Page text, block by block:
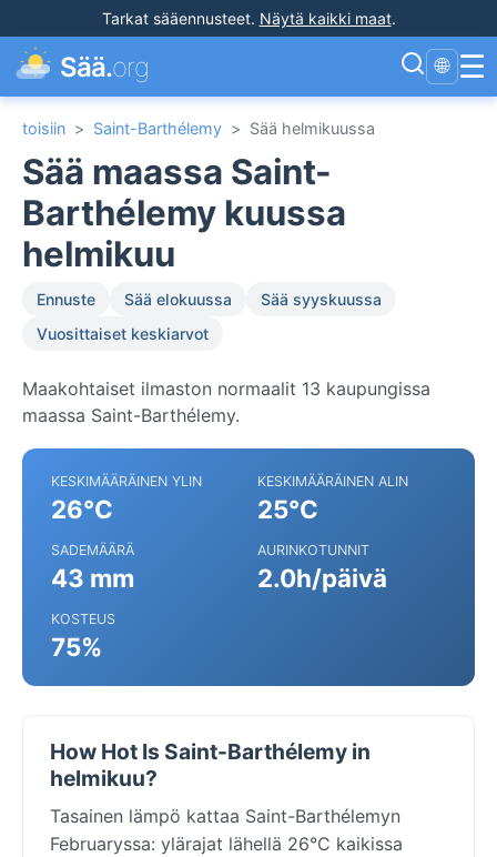
Tarkat sääennusteet. Näytä kaikki maat.
Sää.org 🌐 ☰
toisiin > Saint-Barthélemy > Sää helmikuussa
Sää maassa Saint-
Barthélemy kuussa
helmikuu
Ennuste Sää elokuussa
Sää syyskuussa
Vuosittaiset keskiarvot
Maakohtaiset ilmaston normaalit 13 kaupungissa
maassa Saint-Barthélemy.
KESKIMÄÄRÄINEN YLIN
26°C
KESKIMÄÄRÄINEN ALIN
25°C
SADEMÄÄRÄ
43 mm
AURINKOTUNNIT
2.0h/päivä
KOSTEUS
75%
How Hot Is Saint-Barthélemy in
helmikuu?
Tasainen lämpö kattaa Saint-Barthélemyn
Februaryssa: ylärajat lähellä 26°C kaikissa